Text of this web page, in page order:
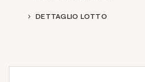
DETTAGLIO LOTTO